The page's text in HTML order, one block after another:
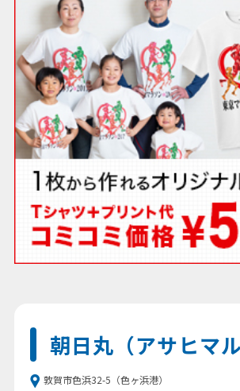
朝日丸（アサヒマル
敦賀市色浜32-5（色ヶ浜港）